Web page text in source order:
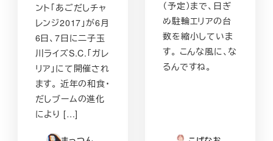
ント「あごだしチャ
レンジ2017」が6月
6日、7日に二子玉
川ライズS.C.「ガレ
リア」にて開催され
ます。 近年の和食・
だしブームの進化
により […]
（予定）まで、日ぎ
め駐輪エリアの台
数を縮小していま
す。 こんな風に、な
るんですね。